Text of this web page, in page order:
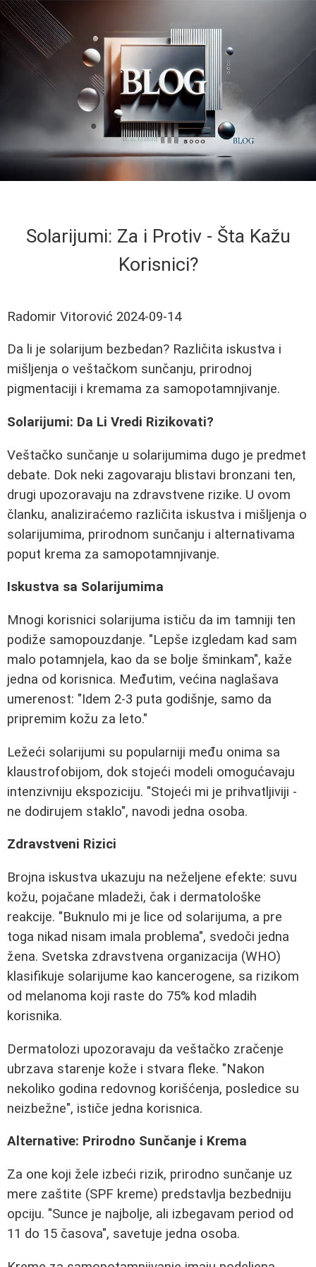
Solarijumi: Za i Protiv - Šta Kažu
Korisnici?
Radomir Vitorović 2024-09-14
Da li je solarijum bezbedan? Različita iskustva i
mišljenja o veštačkom sunčanju, prirodnoj
pigmentaciji i kremama za samopotamnjivanje.
Solarijumi: Da Li Vredi Rizikovati?
Veštačko sunčanje u solarijumima dugo je predmet
debate. Dok neki zagovaraju blistavi bronzani ten,
drugi upozoravaju na zdravstvene rizike. U ovom
članku, analiziraćemo različita iskustva i mišljenja o
solarijumima, prirodnom sunčanju i alternativama
poput krema za samopotamnjivanje.
Iskustva sa Solarijumima
Mnogi korisnici solarijuma ističu da im tamniji ten
podiže samopouzdanje. "Lepše izgledam kad sam
malo potamnjela, kao da se bolje šminkam", kaže
jedna od korisnica. Međutim, većina naglašava
umerenost: "Idem 2-3 puta godišnje, samo da
pripremim kožu za leto."
Ležeći solarijumi su popularniji među onima sa
klaustrofobijom, dok stojeći modeli omogućavaju
intenzivniju ekspoziciju. "Stojeći mi je prihvatljiviji -
ne dodirujem staklo", navodi jedna osoba.
Zdravstveni Rizici
Brojna iskustva ukazuju na neželjene efekte: suvu
kožu, pojačane mladeži, čak i dermatološke
reakcije. "Buknulo mi je lice od solarijuma, a pre
toga nikad nisam imala problema", svedoči jedna
žena. Svetska zdravstvena organizacija (WHO)
klasifikuje solarijume kao kancerogene, sa rizikom
od melanoma koji raste do 75% kod mladih
korisnika.
Dermatolozi upozoravaju da veštačko zračenje
ubrzava starenje kože i stvara fleke. "Nakon
nekoliko godina redovnog korišćenja, posledice su
neizbežne", ističe jedna korisnica.
Alternative: Prirodno Sunčanje i Krema
Za one koji žele izbeći rizik, prirodno sunčanje uz
mere zaštite (SPF kreme) predstavlja bezbedniju
opciju. "Sunce je najbolje, ali izbegavam period od
11 do 15 časova", savetuje jedna osoba.